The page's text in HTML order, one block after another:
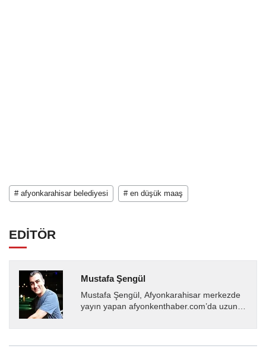
# afyonkarahisar belediyesi # en düşük maaş
EDİTÖR
Mustafa Şengül
Mustafa Şengül, Afyonkarahisar merkezde
yayın yapan afyonkenthaber.com’da uzun
almakta, haber akışı...